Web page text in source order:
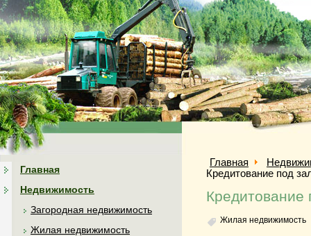
Главная
Недвижимость
Загородная недвижимость
Жилая недвижимость
Главная
Кредитование под
Кредитование
Жилая недвижимость